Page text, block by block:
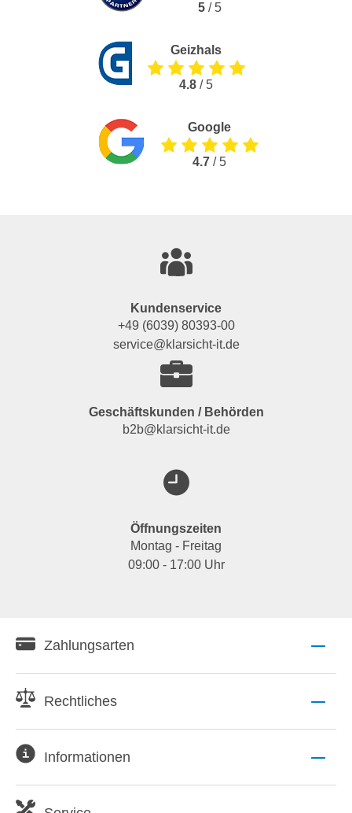
5/ 5
Geizhals
4.8 / 5
Google
4.7 / 5
Kundenservice
+49 (6039) 80393-00
service@klarsicht-it.de
Geschäftskunden / Behörden
b2b@klarsicht-it.de
Öffnungszeiten
Montag - Freitag
09:00 - 17:00 Uhr
Zahlungsarten
Rechtliches
Informationen